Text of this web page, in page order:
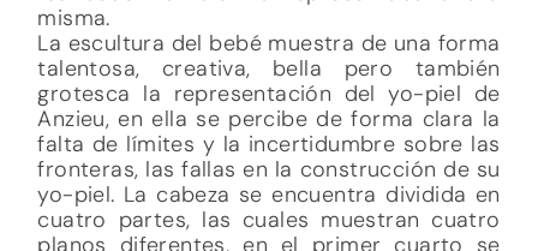
misma.
La escultura del bebé muestra de una forma
talentosa, creativa, bella pero también
grotesca la representación del yo-piel de
Anzieu, en ella se percibe de forma clara la
falta de límites y la incertidumbre sobre las
fronteras, las fallas en la construcción de su
yo-piel. La cabeza se encuentra dividida en
cuatro partes, las cuales muestran cuatro
planos diferentes, en el primer cuarto se